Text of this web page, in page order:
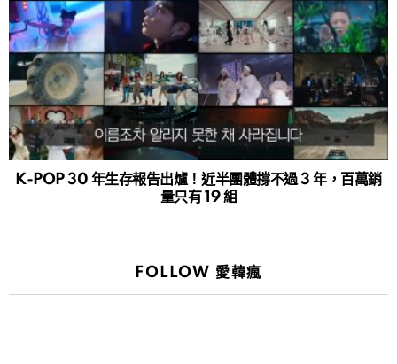
K-POP 30 年生存報告出爐！近半團體撐不過 3 年，百萬銷
量只有 19 組
FOLLOW 愛韓瘋